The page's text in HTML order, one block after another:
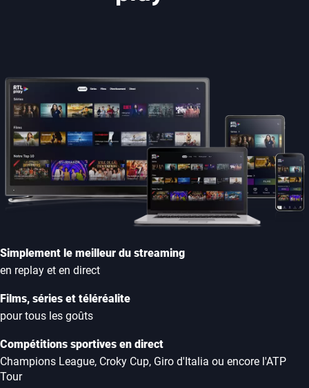
Simplement le meilleur du streaming
en replay et en direct
Films, séries et téléréalite
pour tous les goûts
Compétitions sportives en direct
Champions League, Croky Cup, Giro d'Italia ou encore l'ATP
Tour